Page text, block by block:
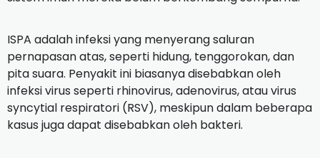
ISPA adalah infeksi yang menyerang saluran
pernapasan atas, seperti hidung, tenggorokan, dan
pita suara. Penyakit ini biasanya disebabkan oleh
infeksi virus seperti rhinovirus, adenovirus, atau virus
syncytial respiratori (RSV), meskipun dalam beberapa
kasus juga dapat disebabkan oleh bakteri.